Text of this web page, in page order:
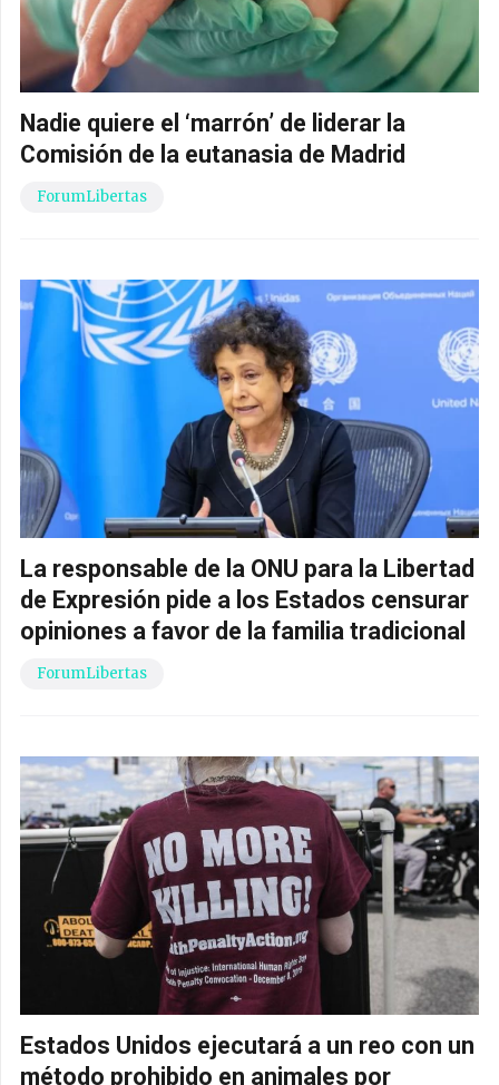
Nadie quiere el ‘marrón’ de liderar la
Comisión de la eutanasia de Madrid
ForumLibertas
La responsable de la ONU para la Libertad
de Expresión pide a los Estados censurar
opiniones a favor de la familia tradicional
ForumLibertas
Estados Unidos ejecutará a un reo con un
método prohibido en animales por